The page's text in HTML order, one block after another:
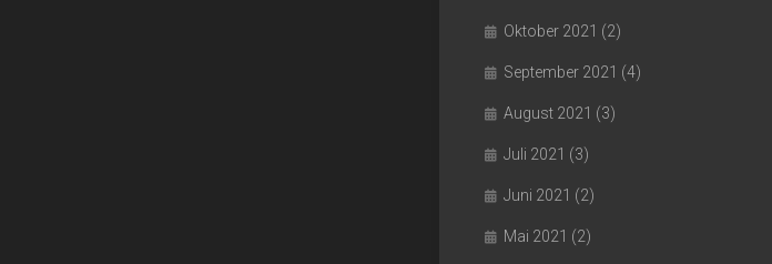
Oktober 2021 (2)
September 2021 (4)
August 2021 (3)
Juli 2021 (3)
Juni 2021 (2)
Mai 2021 (2)